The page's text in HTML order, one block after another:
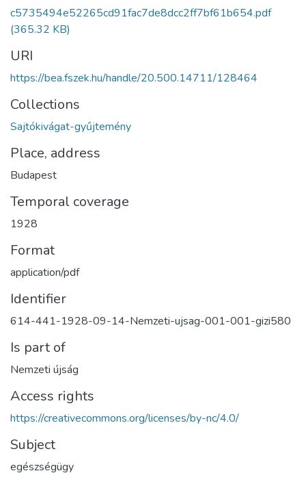
c5735494e52265cd91fac7de8dcc2ff7bf61b654.pdf
(365.32 KB)
URI
https://bea.fszek.hu/handle/20.500.14711/128464
Collections
Sajtókivágat-gyűjtemény
Place, address
Budapest
Temporal coverage
1928
Format
application/pdf
Identifier
614-441-1928-09-14-Nemzeti-ujsag-001-001-gizi580
Is part of
Nemzeti újság
Access rights
https://creativecommons.org/licenses/by-nc/4.0/
Subject
egészségügy